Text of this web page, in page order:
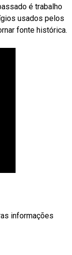
é trabalho
usados pelos
fonte histórica.
informações